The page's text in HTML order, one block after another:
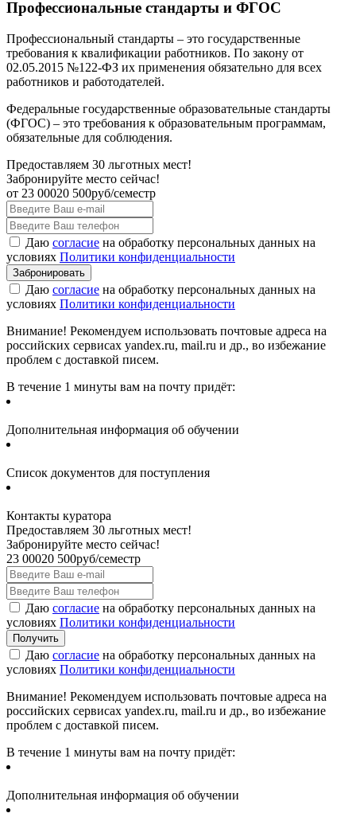
Профессиональные стандарты и ФГОС
Профессиональный стандарты – это государственные
требования к квалификации работников. По закону от
02.05.2015 №122-ФЗ их применения обязательно для всех
работников и работодателей.
Федеральные государственные образовательные стандарты
(ФГОС) – это требования к образовательным программам,
обязательные для соблюдения.
Предоставляем 30 льготных мест!
Забронируйте место сейчас!
от 23 00020 500руб/семестр
Даю согласие на обработку персональных данных на
условиях Политики конфиденциальности
Даю согласие на обработку персональных данных на
условиях Политики конфиденциальности
Внимание! Рекомендуем использовать почтовые адреса на
российских сервисах yandex.ru, mail.ru и др., во избежание
проблем с доставкой писем.
В течение 1 минуты вам на почту придёт:
Дополнительная информация об обучении
Список документов для поступления
Контакты куратора
Предоставляем 30 льготных мест!
Забронируйте место сейчас!
23 00020 500руб/семестр
Даю согласие на обработку персональных данных на
условиях Политики конфиденциальности
Даю согласие на обработку персональных данных на
условиях Политики конфиденциальности
Внимание! Рекомендуем использовать почтовые адреса на
российских сервисах yandex.ru, mail.ru и др., во избежание
проблем с доставкой писем.
В течение 1 минуты вам на почту придёт:
Дополнительная информация об обучении